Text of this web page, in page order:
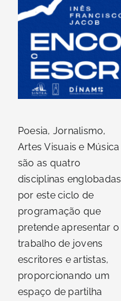
Poesia, Jornalismo,
Artes Visuais e Música
são as quatro
disciplinas englobadas
por este ciclo de
programação que
pretende apresentar o
trabalho de jovens
escritores e artistas,
proporcionando um
espaço de partilha